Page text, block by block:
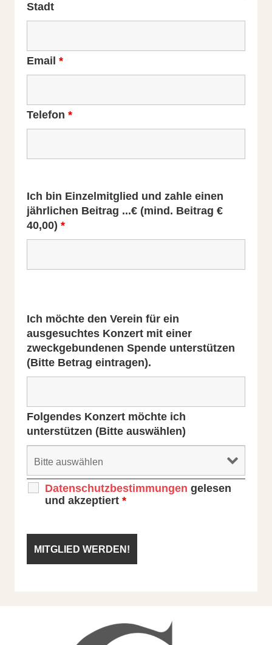
Stadt
Email *
Telefon *
Ich bin Einzelmitglied und zahle einen
jährlichen Beitrag ...€ (mind. Beitrag €
40,00) *
Ich möchte den Verein für ein
ausgesuchtes Konzert mit einer
zweckgebundenen Spende unterstützen
(Bitte Betrag eintragen).
Folgendes Konzert möchte ich
unterstützen (Bitte auswählen)
Datenschutzbestimmungen gelesen
und akzeptiert *